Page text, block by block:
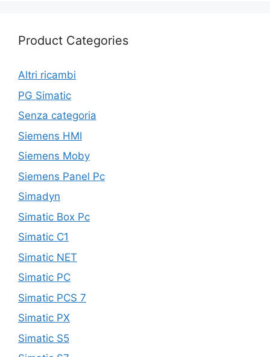
Product Categories
Altri ricambi
PG Simatic
Senza categoria
Siemens HMI
Siemens Moby
Siemens Panel Pc
Simadyn
Simatic Box Pc
Simatic C1
Simatic NET
Simatic PC
Simatic PCS 7
Simatic PX
Simatic S5